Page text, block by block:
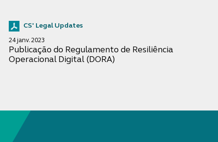
CS' Legal Updates
24 janv. 2023
Publicação do Regulamento de Resiliência
Operacional Digital (DORA)